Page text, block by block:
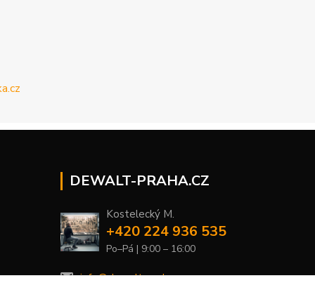
DEWALT-PRAHA.CZ
Kostelecký M.
+420 224 936 535
Po–Pá | 9:00 – 16:00
info@dewalt-praha.cz